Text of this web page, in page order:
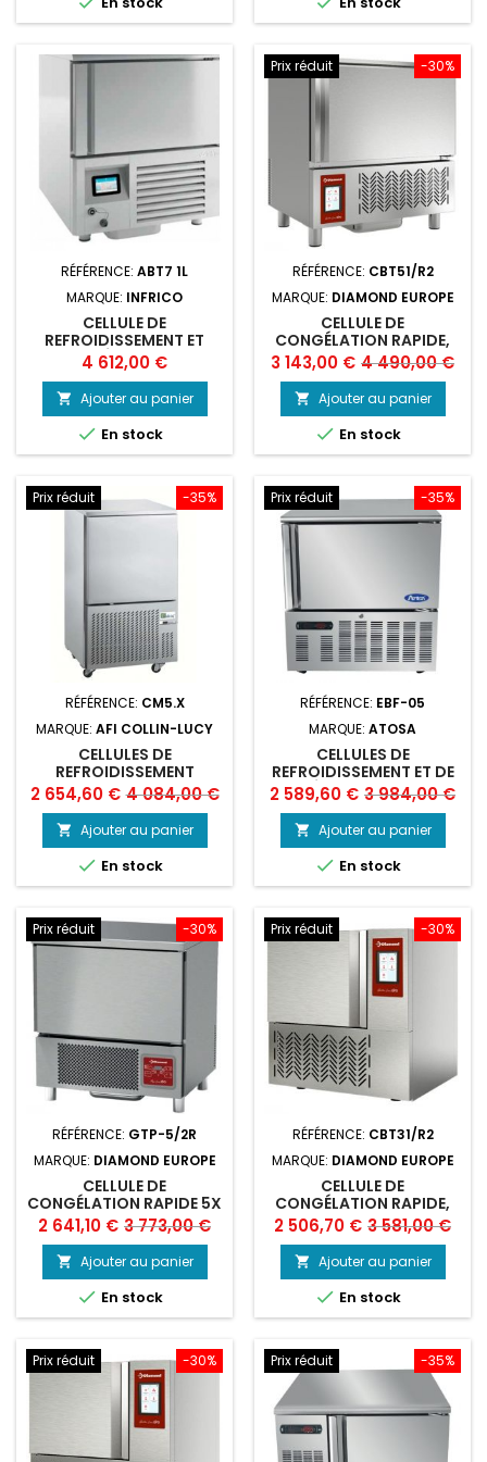
RÉFÉRENCE: ABT7 1L
MARQUE: INFRICO
CELLULE DE
REFROIDISSEMENT ET
SURGÉLATION - 7
NIVEAUX
Prix
4 612,00 €
 Ajouter au panier
 En stock
-30%
Prix réduit
RÉFÉRENCE: CBT51/R2
MARQUE: DIAMOND EUROPE
CELLULE DE
CONGÉLATION RAPIDE,
5X GN1/1 (OU) 600X400
(20-14 KG) TOUCH
SCREEN
Prix
3 143,00 € Prix
de
base
4 490,00 €
 Ajouter au panier
 En stock
-35%
Prix réduit
RÉFÉRENCE: CM5.X
MARQUE: AFI COLLIN-LUCY
CELLULES DE
REFROIDISSEMENT
MIXTES (CM5.X), AFI
Prix
2 654,60 € Prix
de
base
4 084,00 €
 Ajouter au panier
 En stock
-35%
Prix réduit
RÉFÉRENCE: EBF-05
MARQUE: ATOSA
CELLULES DE
REFROIDISSEMENT ET DE
SURGÉLATION 5 NIVEAUX
ATOSA
Prix
2 589,60 € Prix
de
base
3 984,00 €
 Ajouter au panier
 En stock
-30%
Prix réduit
RÉFÉRENCE: GTP-5/2R
MARQUE: DIAMOND EUROPE
CELLULE DE
CONGÉLATION RAPIDE 5X
GN 1/1 (OU) 600X400
(12-8KG.)
Prix
2 641,10 € Prix
de
base
3 773,00 €
 Ajouter au panier
 En stock
-30%
Prix réduit
RÉFÉRENCE: CBT31/R2
MARQUE: DIAMOND EUROPE
CELLULE DE
CONGÉLATION RAPIDE,
3X GN1/1 (OU) 600X400
(10-6 KG) TOUCH SCREEN
Prix
2 506,70 € Prix
de
base
3 581,00 €
 Ajouter au panier
 En stock
-30%
Prix réduit -35%
Prix réduit